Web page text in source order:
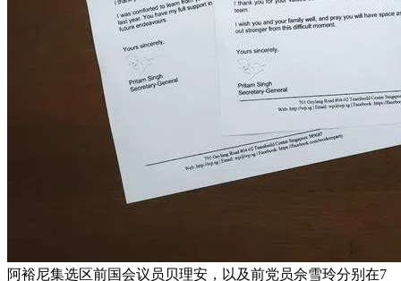
阿裕尼集选区前国会议员贝理安，以及前党员佘雪玲分别在7